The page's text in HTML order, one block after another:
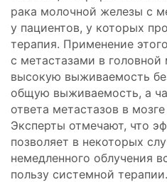
рака молочной железы с
у пациентов, у которых
терапия. Применение
с метастазами в головной
высокую выживаемость
общую выживаемость, а
ответа метастазов в
Эксперты отмечают, что
позволяет в некоторых
немедленного облучения
пользу системной терапии.